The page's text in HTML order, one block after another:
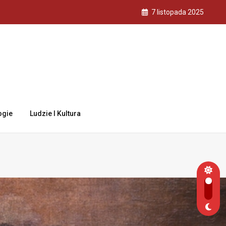
7 listopada 2025
Ludzie I Kultura